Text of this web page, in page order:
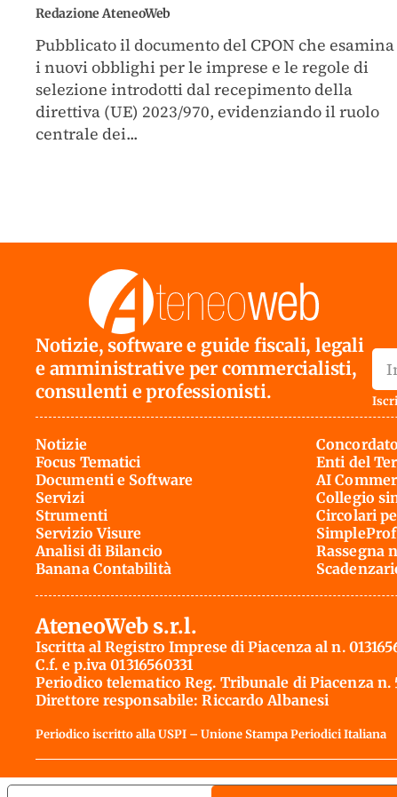
Redazione AteneoWeb
Pubblicato il documento del CPON che esamina
i nuovi obblighi per le imprese e le regole di
selezione introdotti dal recepimento della
direttiva (UE) 2023/970, evidenziando il ruolo
centrale dei...
Notizie, software e guide fiscali, legali
e amministrative per commercialisti,
consulenti e professionisti.
Notizie
Focus Tematici
Documenti e Software
Servizi
Strumenti
Servizio Visure
Analisi di Bilancio
Banana Contabilità
Enti del
AI
Collegio
Circolari
SimpleProf
Rassegna
AteneoWeb s.r.l.
Iscritta al Registro Imprese di Piacenza al n.
C.f. e p.iva 01316560331
Periodico telematico Reg. Tribunale di Piacenza n.
Direttore responsabile: Riccardo Albanesi
Periodico iscritto alla USPI – Unione Stampa Periodici Italiana